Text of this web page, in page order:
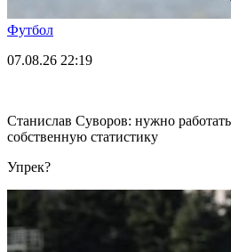
Футбол
07.08.26 22:19
Станислав Суворов: нужно
собственную статистику
Упрек?